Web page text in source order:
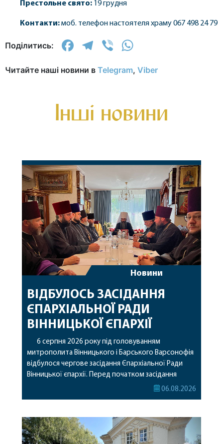
Престольне свято: 19 грудня
Контакти:моб. телефон настоятеля храму 067 498 24 79
Поділитись: Facebook
Telegram
Viber
Читайте наші новини в Telegram, Viber
Інші новини
Новини
ВІДБУЛОСЬ ЗАСІДАННЯ
ЄПАРХІАЛЬНОЇ РАДИ
ВІННИЦЬКОЇ ЄПАРХІЇ
6 серпня 2026 року під головуванням
митрополита Вінницького і Барського Варсонофія
відбулося чергове засідання Єпархіальної Ради
Вінницької єпархії. Перед початком засідання
секретар Єпархіальної Ради від імені членів Ради
побажавши йому міцного здоров’я, Божої
допомоги, миру, духовної радості та
благословенних успіхів у подальшому
06.08.2026